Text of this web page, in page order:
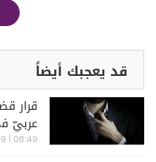
قد يعجبك أيضاً
قرار
عربيّ
08:49 | 2026-08-09